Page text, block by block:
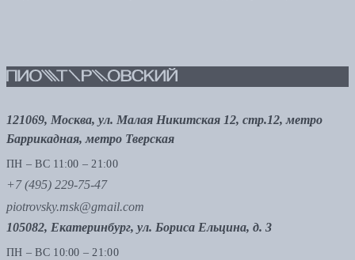
121069, Москва, ул. Малая Никитская 12, стр.12, метро
Баррикадная, метро Тверская
ПН – ВС 11:00 – 21:00
+7 (495) 229-75-47
piotrovsky.msk@gmail.com
105082, Екатеринбург, ул. Бориса Ельцина, д. 3
ПН – ВС 10:00 – 21:00